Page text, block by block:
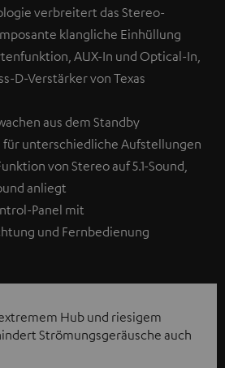
verbreitert das Stereo-
klangliche Einhüllung
AUX-In und Optical-In,
D-Verstärker von Texas
aus dem Standby
unterschiedliche Aufstellungen
von Stereo auf 5.1-Sound,
anliegt
Panel mit
und Fernbedienung
Hub und riesigem
Strömungsgeräusche auch